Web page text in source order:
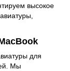
высокое
для
Мы